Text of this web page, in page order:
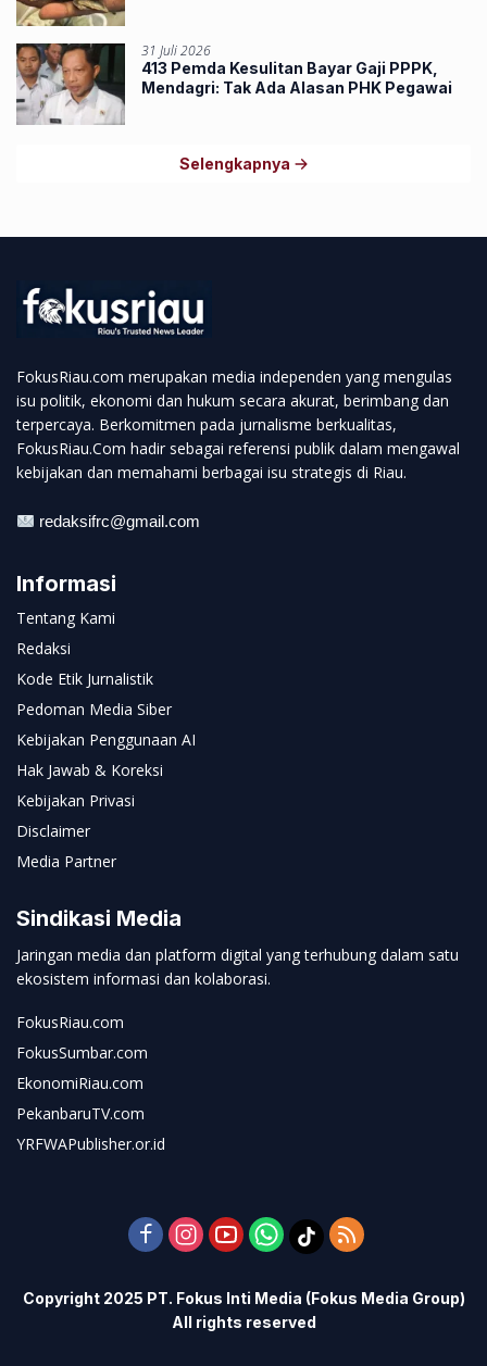
31 Juli 2026
413 Pemda Kesulitan Bayar Gaji PPPK,
Mendagri: Tak Ada Alasan PHK Pegawai
Selengkapnya
FokusRiau.com merupakan media independen yang mengulas
isu politik, ekonomi dan hukum secara akurat, berimbang dan
terpercaya. Berkomitmen pada jurnalisme berkualitas,
FokusRiau.Com hadir sebagai referensi publik dalam mengawal
kebijakan dan memahami berbagai isu strategis di Riau.
redaksifrc@gmail.com
Informasi
Tentang Kami
Redaksi
Kode Etik Jurnalistik
Pedoman Media Siber
Kebijakan Penggunaan AI
Hak Jawab & Koreksi
Kebijakan Privasi
Disclaimer
Media Partner
Sindikasi Media
Jaringan media dan platform digital yang terhubung dalam satu
ekosistem informasi dan kolaborasi.
FokusRiau.com
FokusSumbar.com
EkonomiRiau.com
PekanbaruTV.com
YRFWAPublisher.or.id
Copyright 2025 PT. Fokus Inti Media (Fokus Media Group)
All rights reserved